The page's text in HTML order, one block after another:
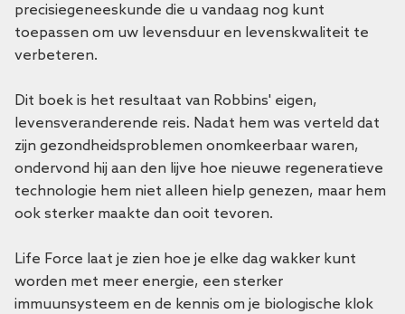
precisiegeneeskunde die u vandaag nog kunt
toepassen om uw levensduur en levenskwaliteit te
verbeteren.
Dit boek is het resultaat van Robbins' eigen,
levensveranderende reis. Nadat hem was verteld dat
zijn gezondheidsproblemen onomkeerbaar waren,
ondervond hij aan den lijve hoe nieuwe regeneratieve
technologie hem niet alleen hielp genezen, maar hem
ook sterker maakte dan ooit tevoren.
Life Force laat je zien hoe je elke dag wakker kunt
worden met meer energie, een sterker
immuunsysteem en de kennis om je biologische klok